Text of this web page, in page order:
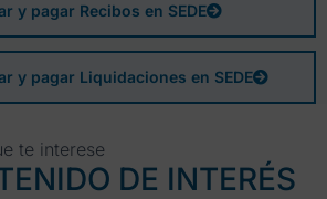
y pagar Recibos en SEDE
y pagar Liquidaciones en SEDE
te interese
DE INTERÉS